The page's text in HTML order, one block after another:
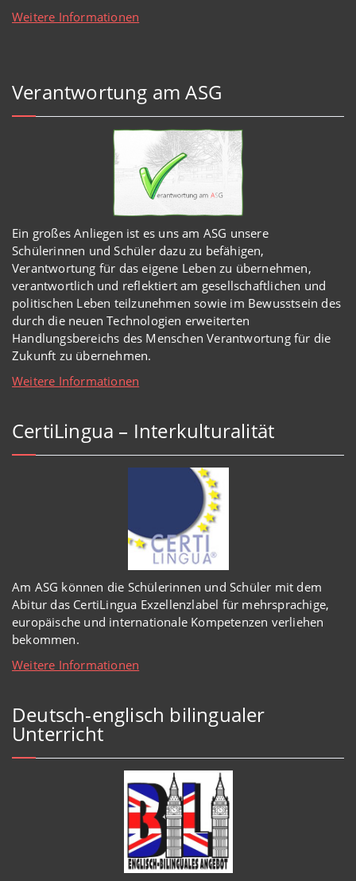
Weitere Informationen
Verantwortung am ASG
Ein großes Anliegen ist es uns am ASG unsere
Schülerinnen und Schüler dazu zu befähigen,
Verantwortung für das eigene Leben zu übernehmen,
verantwortlich und reflektiert am gesellschaftlichen und
politischen Leben teilzunehmen sowie im Bewusstsein des
durch die neuen Technologien erweiterten
Handlungsbereichs des Menschen Verantwortung für die
Zukunft zu übernehmen.
Weitere Informationen
CertiLingua – Interkulturalität
Am ASG können die Schülerinnen und Schüler mit dem
Abitur das CertiLingua Exzellenzlabel für mehrsprachige,
europäische und internationale Kompetenzen verliehen
bekommen.
Weitere Informationen
Deutsch-englisch bilingualer
Unterricht